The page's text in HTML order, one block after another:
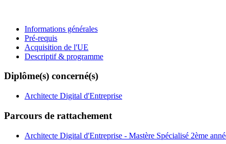
Informations générales
Pré-requis
Acquisition de l'UE
Descriptif & programme
Diplôme(s) concerné(s)
Architecte Digital d'Entreprise
Parcours de rattachement
Architecte Digital d'Entreprise - Mastère Spécialisé 2ème